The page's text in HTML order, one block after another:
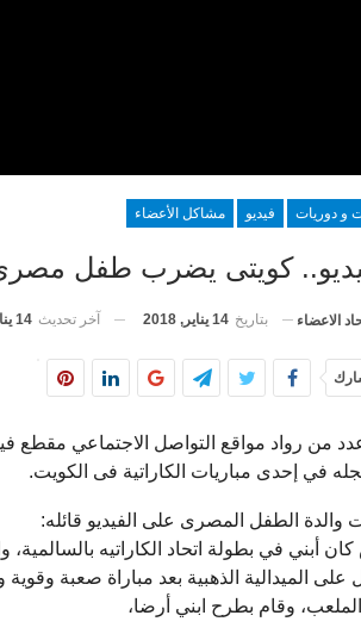
و دوريات فيديو مشاكل الأعضاء
كويتى يضرب طفل مصرى
الاعضاء بتاريخ 14 يناير, 2018 آخر تحديث 14 يناير, 2018
من رواد مواقع التواصل الاجتماعي
في إحدى مباريات الكاراتية فى الكويت.
والدة الطفل المصرى على الفيديو قائله:
أبني في بطولة اتحاد الكاراتيه بالسالمية،
الميدالية الذهبية بعد مباراة صعبة
وقام بطرح ابني أرضا،